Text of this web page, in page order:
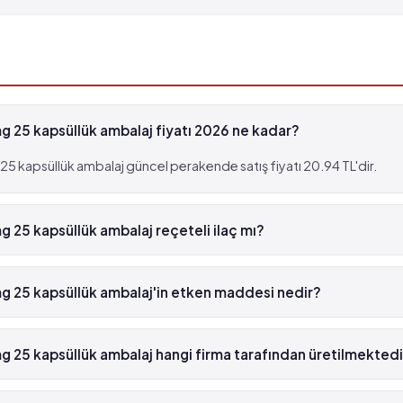
25 kapsüllük ambalaj fiyatı 2026 ne kadar?
kapsüllük ambalaj güncel perakende satış fiyatı 20.94 TL'dir.
25 kapsüllük ambalaj reçeteli ilaç mı?
mg 25 kapsüllük ambalaj yeşil reçetelidir.
25 kapsüllük ambalaj'in etken maddesi nedir?
25 kapsüllük ambalaj'in etken maddesi Diazepam 'dür.
25 kapsüllük ambalaj hangi firma tarafından
kapsüllük ambalaj , Nobel İlaç tarafından üretilmektedir.